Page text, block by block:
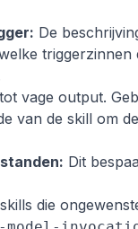
De
vage output.
van de skill om
Dit
die